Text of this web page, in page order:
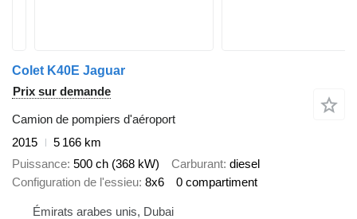
Colet K40E Jaguar
Prix sur demande
Camion de pompiers d'aéroport
2015
5 166 km
Puissance 500 ch (368 kW) Carburant diesel
Configuration de l'essieu 8x6 0 compartiment
Émirats arabes unis, Dubai